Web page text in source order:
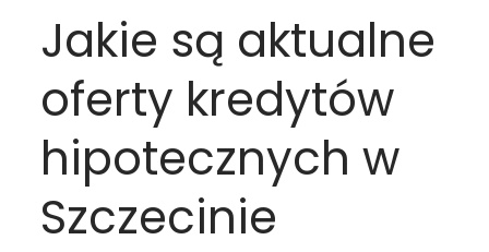
Jakie są aktualne
oferty kredytów
hipotecznych w
Szczecinie